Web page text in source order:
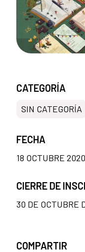
CATEGORÍA
SIN CATEGORÍA
FECHA
18 OCTUBRE
CIERRE DE
30 DE OCTUBRE
COMPARTIR